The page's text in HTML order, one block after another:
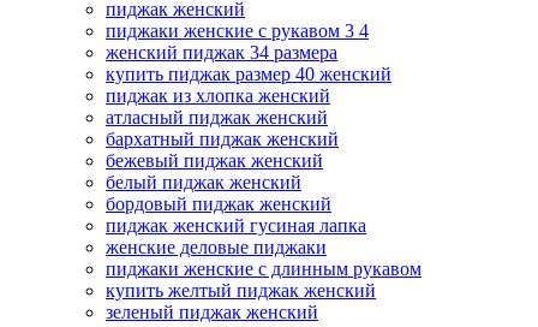
пиджак женский
пиджаки женские с рукавом 3 4
женский пиджак 34 размера
купить пиджак размер 40 женский
пиджак из хлопка женский
атласный пиджак женский
бархатный пиджак женский
бежевый пиджак женский
белый пиджак женский
бордовый пиджак женский
пиджак женский гусиная лапка
женские деловые пиджаки
пиджаки женские с длинным рукавом
купить желтый пиджак женский
зеленый пиджак женский